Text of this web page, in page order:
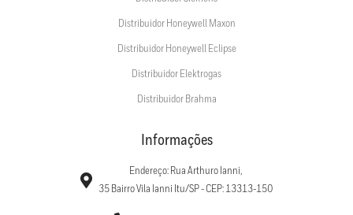
Distribuidor Honeywell Maxon
Distribuidor Honeywell Eclipse
Distribuidor Elektrogas
Distribuidor Brahma
Informações
Endereço: Rua Arthuro Ianni,
35 Bairro Vila Ianni Itu/SP - CEP: 13313-150